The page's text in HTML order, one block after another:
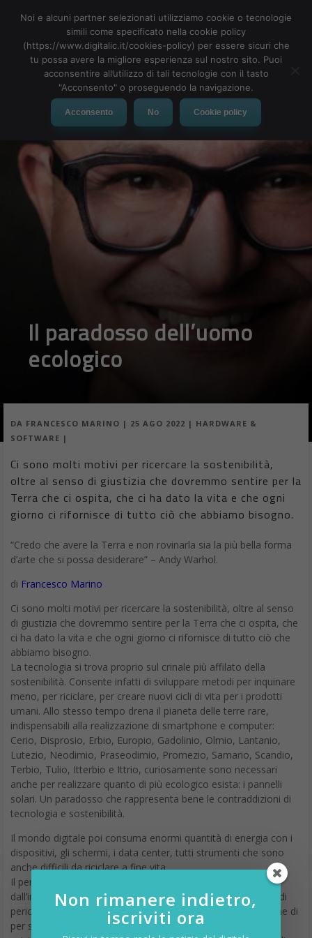
MENU
Il paradosso dell’uomo
ecologico
DA FRANCESCO MARINO | 25 AGO 2022 | HARDWARE &
SOFTWARE |
Ci sono molti motivi per ricercare la sostenibilità,
oltre al senso di giustizia che dovremmo sentire per la
Terra che ci ospita, che ci ha dato la vita e che ogni
giorno ci rifornisce di tutto ciò che abbiamo bisogno.
“Credo che avere la Terra e non rovinarla sia la più bella forma
d’arte che si possa desiderare” – Andy Warhol.
di Francesco Marino
Ci sono molti motivi per ricercare la sostenibilità, oltre al senso
di giustizia che dovremmo sentire per la Terra che ci ospita, che
ci ha dato la vita e che ogni giorno ci rifornisce di tutto ciò che
abbiamo bisogno.
La tecnologia si trova proprio sul crinale più affilato della
sostenibilità. Consente infatti di sviluppare metodi per inquinare
meno, per riciclare, per creare nuovi cicli di vita per i prodotti
umani. Allo stesso tempo drena il pianeta delle terre rare,
indispensabili alla realizzazione di smartphone e computer:
Cerio, Disprosio, Erbio, Europio, Gadolinio, Olmio, Lantanio,
Lutezio, Neodimio, Praseodimio, Promezio, Samario, Scandio,
Terbio, Tulio, Itterbio e Ittrio, curiosamente sono necessari
anche per realizzare quanto di più ecologico esista: i pannelli
solari. Un paradosso che rappresenta bene le contraddizioni di
tecnologia e sostenibilità.
Il mondo digitale poi consuma enormi quantità di energia con i
dispositivi, gli schermi, i data center, tutti strumenti che sono
anche difficili da riciclare a fine vita.
Il percorso verso la sostenibilità può passare solo
dall’innovazione; eppure, si tratta di un sentiero stretto, irto di
pericoli e contraddizioni. Ma questo è il destino dell’uomo che di
per sé è un essere anti-ecologico, perché sfrutta per la sua
Non rimanere indietro,
iscriviti ora
Noi e alcuni partner selezionati utilizziamo cookie o tecnologie
simili come specificato nella cookie policy
(https://www.digitalic.it/cookies-policy) per essere sicuri che
tu possa avere la migliore esperienza sul nostro sito. Puoi
acconsentire all’utilizzo di tali tecnologie con il tasto
"Acconsento" o proseguendo la navigazione.
Acconsento No Cookie policy